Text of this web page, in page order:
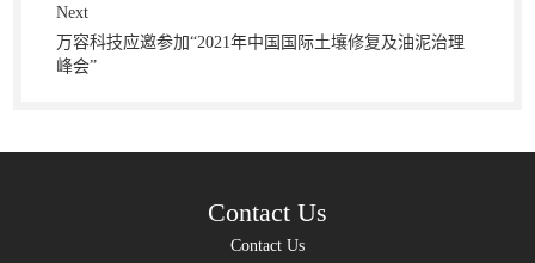
Next
万容科技应邀参加“2021年中国国际土壤修复及油泥治理
峰会”
Contact Us
Contact Us